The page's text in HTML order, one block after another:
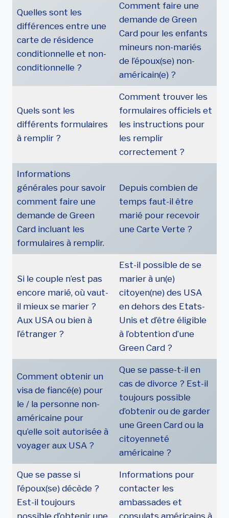
Quelles sont les
différences entre une
carte de résidence
conditionnelle et non-
conditionnelle ?
Comment faire une
demande de Green
Card pour les enfants
mineurs non-mariés
de l’époux(se) non-
américain(e) ?
Quels sont les
différents formulaires
à remplir ?
Comment trouver les
formulaires officiels et
les instructions pour
les remplir
correctement ?
Informations
générales pour savoir
comment faire une
demande de Green
Card incluant les
formulaires à remplir.
Depuis combien de
temps faut-il être
marié pour recevoir
une Carte Verte ?
Si le couple n’est pas
encore marié, où vaut-
il mieux se marier ?
Aux USA ou bien à
l’étranger ?
Est-il possible de se
marier à un(e)
citoyen(ne) des USA
en dehors des Etats-
Unis et d’être éligible
à l’obtention d’une
Green Card ?
Comment obtenir un
visa de fiancé(e) pour
le / la personne non-
américaine pour
qu’elle soit autorisée à
voyager aux USA ?
Que se passe-t-il en
cas de divorce ? Est-il
toujours possible
d’obtenir ou de garder
une Green Card ou la
citoyenneté
américaine ?
Que se passe si
l’époux(se) décède ?
Est-il toujours
possible d’obtenir une
Informations pour
contacter les
ambassades et
consulats américains à